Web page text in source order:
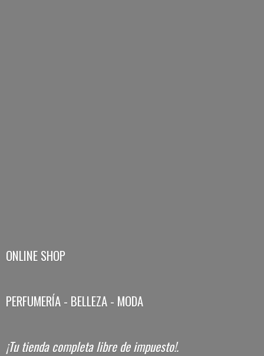
ONLINE SHOP
PERFUMERÍA - BELLEZA - MODA
¡Tu tienda completa librede impuesto!.